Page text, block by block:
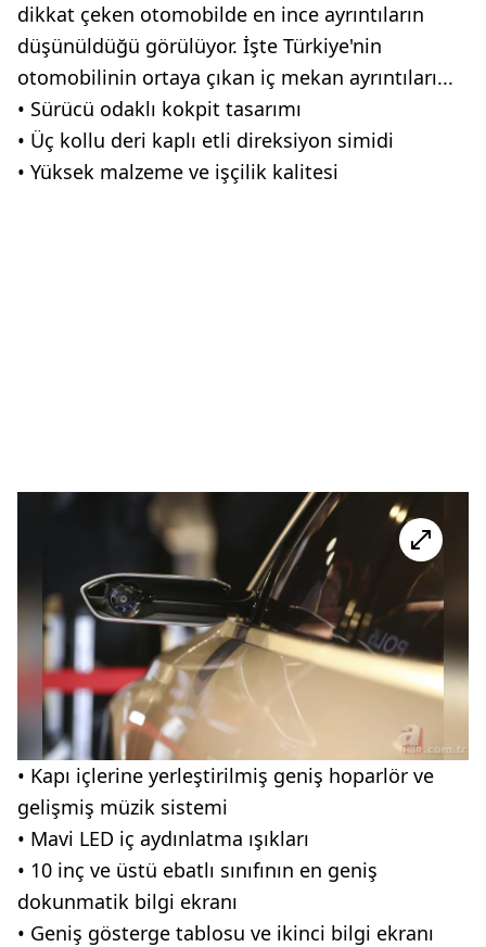
dikkat çeken otomobilde en ince ayrıntıların
düşünüldüğü görülüyor. İşte Türkiye'nin
otomobilinin ortaya çıkan iç mekan ayrıntıları...
• Sürücü odaklı kokpit tasarımı
• Üç kollu deri kaplı etli direksiyon simidi
• Yüksek malzeme ve işçilik kalitesi
• Kapı içlerine yerleştirilmiş geniş hoparlör ve
gelişmiş müzik sistemi
• Mavi LED iç aydınlatma ışıkları
• 10 inç ve üstü ebatlı sınıfının en geniş
dokunmatik bilgi ekranı
• Geniş gösterge tablosu ve ikinci bilgi ekranı